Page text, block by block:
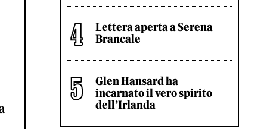
Lettera aperta a Serena
Brancale
Glen Hansard ha
incarnato il vero spirito
dell’Irlanda